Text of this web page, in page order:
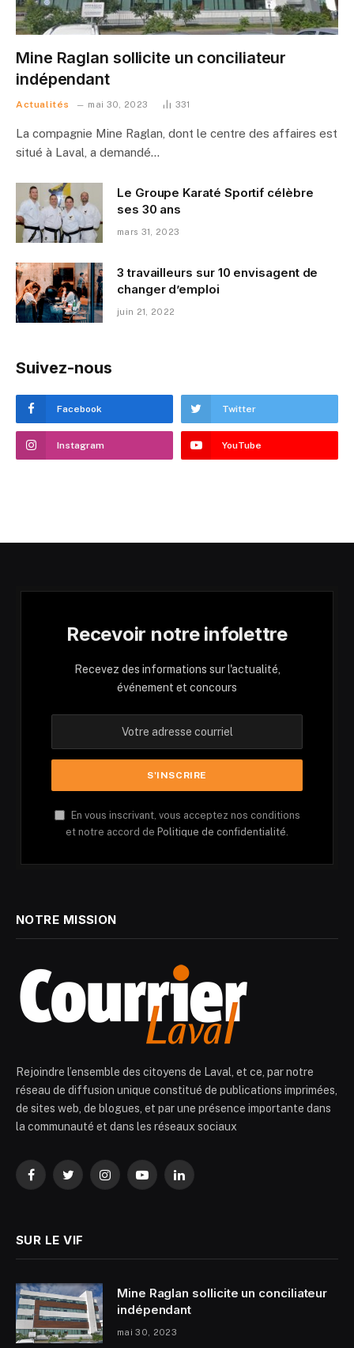
Mine Raglan sollicite un conciliateur
indépendant
Actualités mai 30, 2023 331
La compagnie Mine Raglan, dont le centre des affaires est
situé à Laval, a demandé…
Le Groupe Karaté Sportif célèbre
ses 30 ans
mars 31, 2023
3 travailleurs sur 10 envisagent de
changer d’emploi
juin 21, 2022
Suivez-nous
Facebook Twitter
Instagram YouTube
Recevoir notre infolettre
Recevez des informations sur l'actualité,
événement et concours
En vous inscrivant, vous acceptez nos conditions
et notre accord de Politique de confidentialité.
NOTRE MISSION
Rejoindre l’ensemble des citoyens de Laval, et ce, par notre
réseau de diffusion unique constitué de publications imprimées,
de sites web, de blogues, et par une présence importante dans
la communauté et dans les réseaux sociaux
FacebookTwitterInstagramYouTubeLinkedIn
SUR LE VIF
Mine Raglan sollicite un conciliateur
indépendant
mai 30, 2023